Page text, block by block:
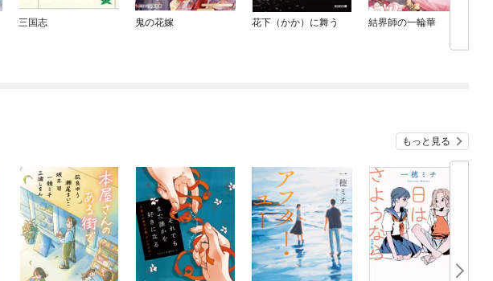
三国志 鬼の花嫁 花下（かか）に舞う 結界師の一輪華
もっと見る